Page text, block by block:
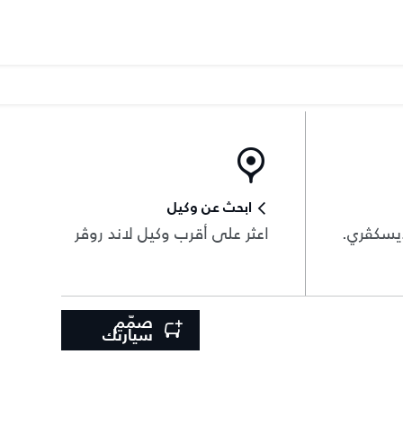
ابحث عن وكيل
اعثر على أقرب وكيل لاند روڤر
صمّم
سيارتك